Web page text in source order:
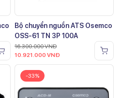
Bộ chuyển nguồn ATS Osemco
OSS-61 TN 3P 100A
16.300.000VNĐ
10.921.000 VNĐ
-33%